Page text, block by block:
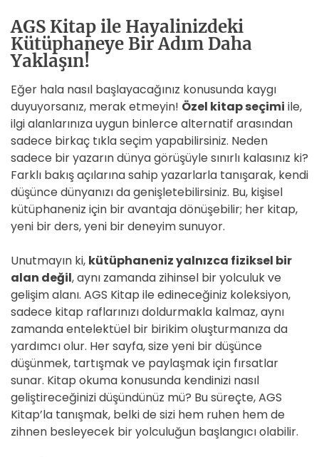
AGS Kitap ile Hayalinizdeki
Kütüphaneye Bir Adım Daha
Yaklaşın!
Eğer hala nasıl başlayacağınız konusunda kaygı
duyuyorsanız, merak etmeyin! Özel kitap seçimi ile,
ilgi alanlarınıza uygun binlerce alternatif arasından
sadece birkaç tıkla seçim yapabilirsiniz. Neden
sadece bir yazarın dünya görüşüyle sınırlı kalasınız ki?
Farklı bakış açılarına sahip yazarlarla tanışarak, kendi
düşünce dünyanızı da genişletebilirsiniz. Bu, kişisel
kütüphaneniz için bir avantaja dönüşebilir; her kitap,
yeni bir ders, yeni bir deneyim sunuyor.
Unutmayın ki, kütüphaneniz yalnızca fiziksel bir
alan değil, aynı zamanda zihinsel bir yolculuk ve
gelişim alanı. AGS Kitap ile edineceğiniz koleksiyon,
sadece kitap raflarınızı doldurmakla kalmaz, aynı
zamanda entelektüel bir birikim oluşturmanıza da
yardımcı olur. Her sayfa, size yeni bir düşünce
düşünmek, tartışmak ve paylaşmak için fırsatlar
sunar. Kitap okuma konusunda kendinizi nasıl
geliştireceğinizi düşündünüz mü? Bu süreçte, AGS
Kitap’la tanışmak, belki de sizi hem ruhen hem de
zihnen besleyecek bir yolculuğun başlangıcı olabilir.